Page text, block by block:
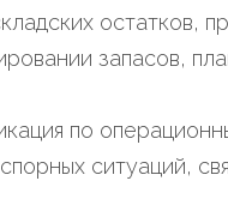
остатков,
запасов,
по
ситуаций,